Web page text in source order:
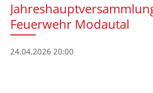
Feuerwehr Modautal
24.04.2026 20:00